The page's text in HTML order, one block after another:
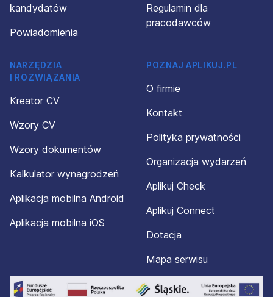
kandydatów
Powiadomienia
Regulamin dla
pracodawców
NARZĘDZIA
I ROZWIĄZANIA
Kreator CV
Wzory CV
Wzory dokumentów
Kalkulator wynagrodzeń
Aplikacja mobilna Android
Aplikacja mobilna iOS
POZNAJ APLIKUJ.PL
O firmie
Kontakt
Polityka prywatności
Organizacja wydarzeń
Aplikuj Check
Aplikuj Connect
Dotacja
Mapa serwisu